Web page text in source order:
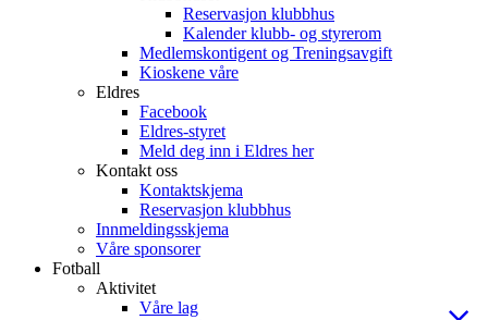
Reservasjon klubbhus
Kalender klubb- og styrerom
Medlemskontigent og Treningsavgift
Kioskene våre
Eldres
Facebook
Eldres-styret
Meld deg inn i Eldres her
Kontakt oss
Kontaktskjema
Reservasjon klubbhus
Innmeldingsskjema
Våre sponsorer
Fotball
Aktivitet
Våre lag